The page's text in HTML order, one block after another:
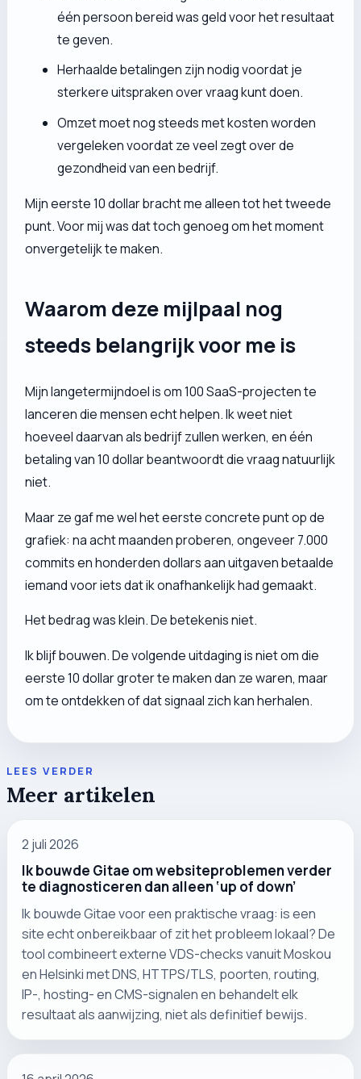
één persoon bereid was geld voor het resultaat
te geven.
Herhaalde betalingen zijn nodig voordat je
sterkere uitspraken over vraag kunt doen.
Omzet moet nog steeds met kosten worden
vergeleken voordat ze veel zegt over de
gezondheid van een bedrijf.
Mijn eerste 10 dollar bracht me alleen tot het tweede
punt. Voor mij was dat toch genoeg om het moment
onvergetelijk te maken.
Waarom deze mijlpaal nog
steeds belangrijk voor me is
Mijn langetermijndoel is om 100 SaaS-projecten te
lanceren die mensen echt helpen. Ik weet niet
hoeveel daarvan als bedrijf zullen werken, en één
betaling van 10 dollar beantwoordt die vraag natuurlijk
niet.
Maar ze gaf me wel het eerste concrete punt op de
grafiek: na acht maanden proberen, ongeveer 7.000
commits en honderden dollars aan uitgaven betaalde
iemand voor iets dat ik onafhankelijk had gemaakt.
Het bedrag was klein. De betekenis niet.
Ik blijf bouwen. De volgende uitdaging is niet om die
eerste 10 dollar groter te maken dan ze waren, maar
om te ontdekken of dat signaal zich kan herhalen.
LEES VERDER
Meer artikelen
2 juli 2026
Ik bouwde Gitae om websiteproblemen verder
te diagnosticeren dan alleen ‘up of down’
Ik bouwde Gitae voor een praktische vraag: is een
site echt onbereikbaar of zit het probleem lokaal? De
tool combineert externe VDS-checks vanuit Moskou
en Helsinki met DNS, HTTPS/TLS, poorten, routing,
IP-, hosting- en CMS-signalen en behandelt elk
resultaat als aanwijzing, niet als definitief bewijs.